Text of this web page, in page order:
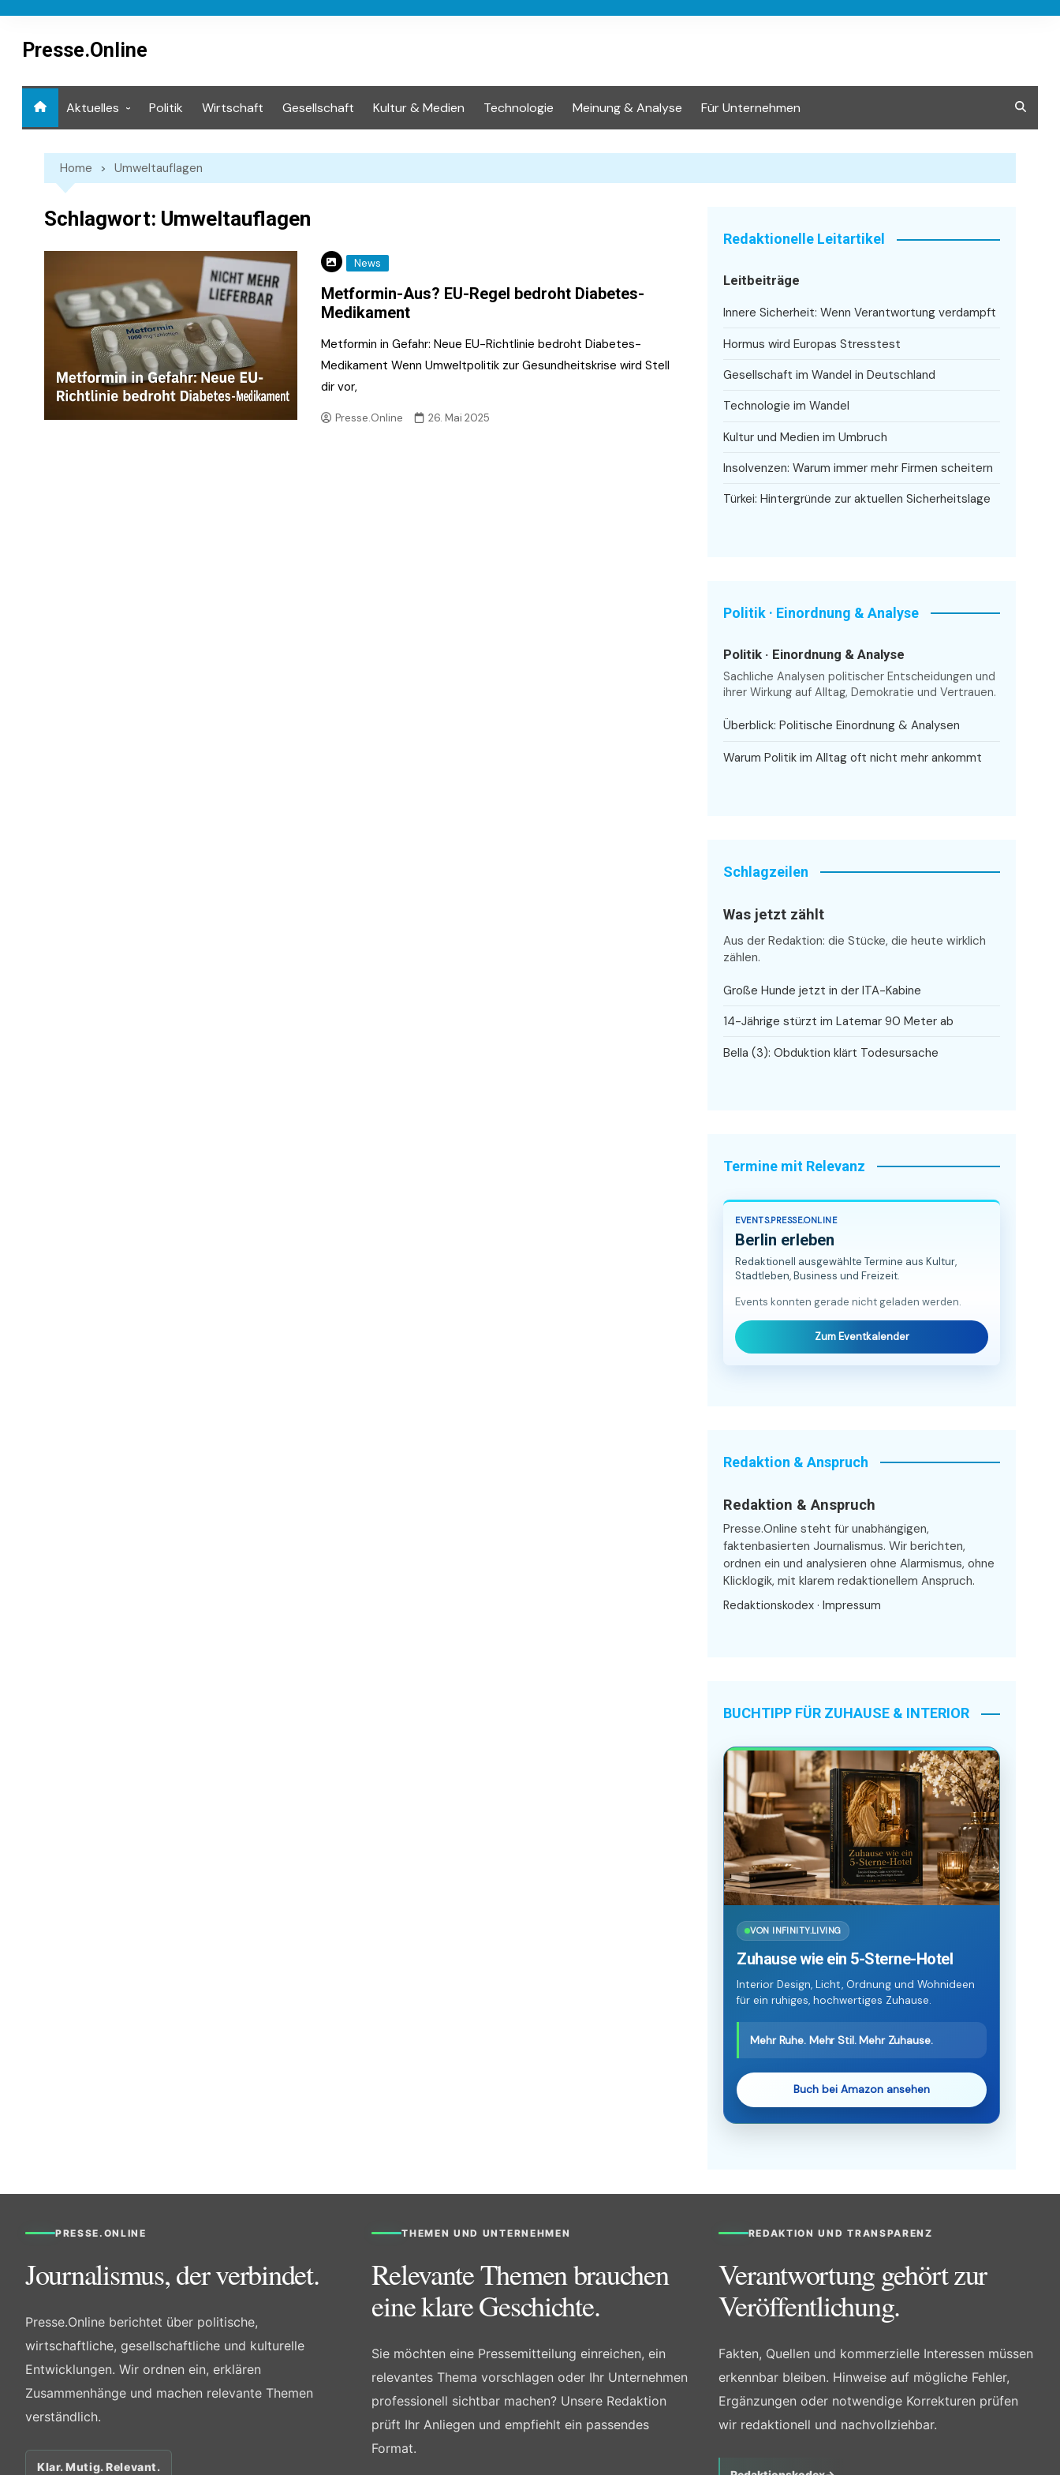
contentPresse.Online
Aktuelles Politik Wirtschaft Gesellschaft Kultur & Medien Technologie Meinung & Analyse Für Unternehmen
Home Umweltauflagen
Schlagwort: Umweltauflagen
News
Metformin-Aus? EU-Regel bedroht Diabetes-
Medikament
Metformin in Gefahr: Neue EU-Richtlinie bedroht Diabetes-
Medikament Wenn Umweltpolitik zur Gesundheitskrise wird Stell
dir vor,
Presse.Online 26. Mai 2025
Redaktionelle Leitartikel
Leitbeiträge
Innere Sicherheit: Wenn Verantwortung verdampft
Hormus wird Europas Stresstest
Gesellschaft im Wandel in Deutschland
Technologie im Wandel
Kultur und Medien im Umbruch
Insolvenzen: Warum immer mehr Firmen scheitern
Türkei: Hintergründe zur aktuellen Sicherheitslage
Politik · Einordnung & Analyse
Politik · Einordnung & Analyse
Sachliche Analysen politischer Entscheidungen und
ihrer Wirkung auf Alltag, Demokratie und Vertrauen.
Überblick: Politische Einordnung & Analysen
Warum Politik im Alltag oft nicht mehr ankommt
Schlagzeilen
Was jetzt zählt
Aus der Redaktion: die Stücke, die heute wirklich
zählen.
Große Hunde jetzt in der ITA-Kabine
14-Jährige stürzt im Latemar 90 Meter ab
Bella (3): Obduktion klärt Todesursache
Termine mit Relevanz
EVENTS.PRESSE.ONLINE
Berlin erleben
Redaktionell ausgewählte Termine aus Kultur,
Stadtleben, Business und Freizeit.
Events konnten gerade nicht geladen werden.
Zum Eventkalender
Redaktion & Anspruch
Redaktion & Anspruch
Presse.Online steht für unabhängigen,
faktenbasierten Journalismus. Wir berichten,
ordnen ein und analysieren ohne Alarmismus, ohne
Klicklogik, mit klarem redaktionellem Anspruch.
Redaktionskodex · Impressum
BUCHTIPP FÜR ZUHAUSE & INTERIOR
VON INFINITY.LIVING
Zuhause wie ein 5-Sterne-Hotel
Interior Design, Licht, Ordnung und Wohnideen
für ein ruhiges, hochwertiges Zuhause.
Mehr Ruhe. Mehr Stil. Mehr Zuhause.
Buch bei Amazon ansehen
PRESSE.ONLINE
Journalismus, der verbindet.
Presse.Online berichtet über politische,
wirtschaftliche, gesellschaftliche und kulturelle
Entwicklungen. Wir ordnen ein, erklären
Zusammenhänge und machen relevante Themen
verständlich.
Klar. Mutig. Relevant.
THEMEN UND UNTERNEHMEN
Relevante Themen brauchen
eine klare Geschichte.
Sie möchten eine Pressemitteilung einreichen, ein
relevantes Thema vorschlagen oder Ihr Unternehmen
professionell sichtbar machen? Unsere Redaktion
prüft Ihr Anliegen und empfiehlt ein passendes
Format.
REDAKTION UND TRANSPARENZ
Verantwortung gehört zur
Veröffentlichung.
Fakten, Quellen und kommerzielle Interessen müssen
erkennbar bleiben. Hinweise auf mögliche Fehler,
Ergänzungen oder notwendige Korrekturen prüfen
wir redaktionell und nachvollziehbar.